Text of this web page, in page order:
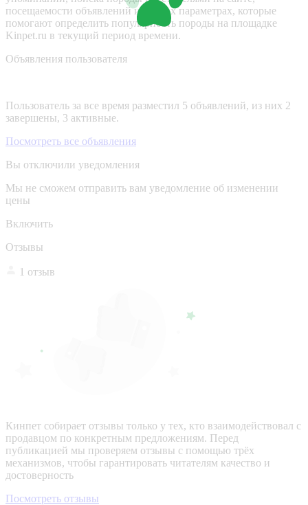
посещаемости объявлений и других параметрах, которые
помогают определить популярность породы на площадке
Kinpet.ru в текущий период времени.
Объявления пользователя
Пользователь за все время разместил 5 объявлений, из них 2
завершены, 3 активные.
Посмотреть все объявления
Вы отключили уведомления
Мы не сможем отправить вам уведомление об изменении
цены
Включить
Отзывы
1 отзыв
Кинпет собирает отзывы только у тех, кто взаимодействовал с
продавцом по конкретным предложениям. Перед
публикацией мы проверяем отзывы с помощью трёх
механизмов, чтобы гарантировать читателям качество и
достоверность
Посмотреть отзывы